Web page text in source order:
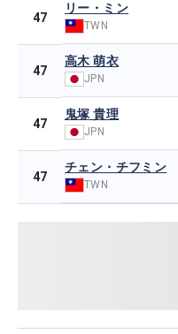
47
リー・ミン
TWN
47
高木 萌衣
JPN
47
鬼塚 貴理
JPN
47
チェン・チフミン
TWN